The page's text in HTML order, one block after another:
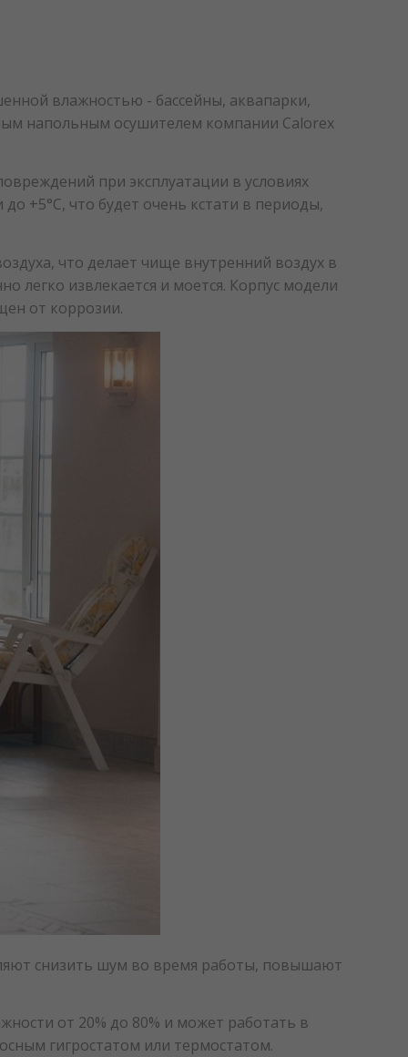
влажностью - бассейны, аквапарки,
напольным осушителем компании Calorex
при эксплуатации в условиях
+5°C, что будет очень кстати в периоды,
что делает чище внутренний воздух в
легко извлекается и моется. Корпус модели
от коррозии.
снизить шум во время работы, повышают
от 20% до 80% и может работать в
гигростатом или термостатом.